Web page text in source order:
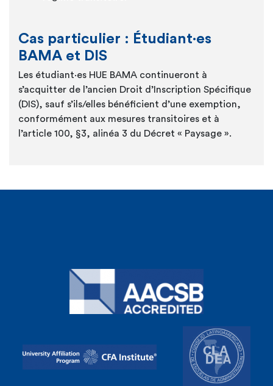
Cas particulier : Étudiant·es
BAMA et DIS
Les étudiant·es HUE BAMA continueront à
s’acquitter de l’ancien Droit d’Inscription Spécifique
(DIS), sauf s’ils/elles bénéficient d’une exemption,
conformément aux mesures transitoires et à
l’article 100, §3, alinéa 3 du Décret « Paysage ».